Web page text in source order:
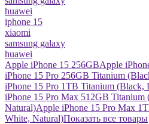
huawei
iphone 15
xiaomi
samsung galaxy
huawei
Apple iPhone 15 256GBApple
iPhone 15 Pro 256GB Titanium
iPhone 15 Pro 1TB Titanium (Black,
iPhone 15 Pro Max 512GB Titanium
Natural)Apple iPhone 15 Pro Max
White, Natural)Показать все товары